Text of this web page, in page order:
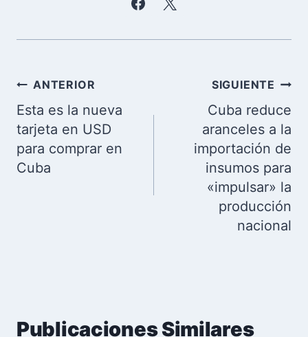
Navegación
de
entradas
ANTERIOR
Esta es la nueva
tarjeta en USD
para comprar en
Cuba
SIGUIENTE
Cuba reduce
aranceles a la
importación de
insumos para
«impulsar» la
producción
nacional
Publicaciones Similares